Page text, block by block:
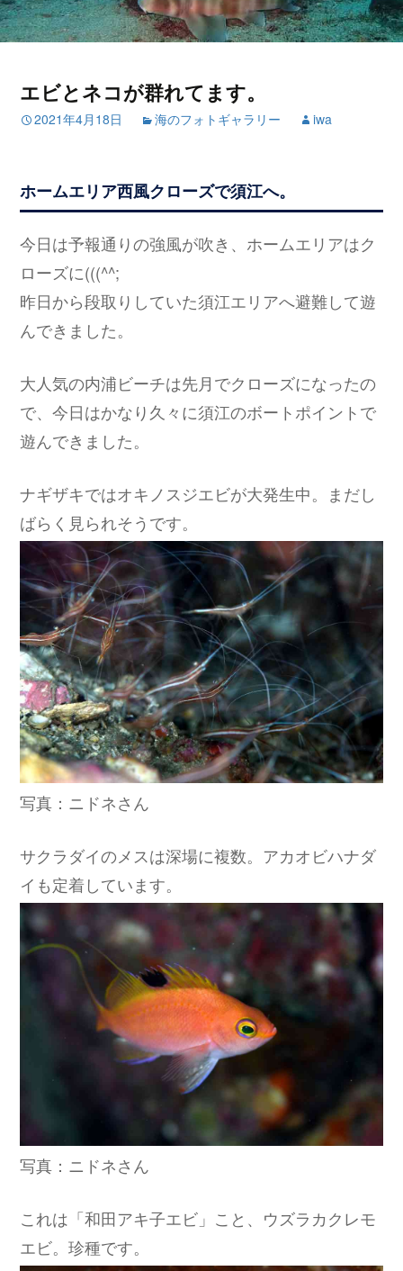
エビとネコが群れてます。
2021年4月18日 海のフォトギャラリー iwa
ホームエリア西風クローズで須江へ。
今日は予報通りの強風が吹き、ホームエリアはク
ローズに(((^^;
昨日から段取りしていた須江エリアへ避難して遊
んできました。
大人気の内浦ビーチは先月でクローズになったの
で、今日はかなり久々に須江のボートポイントで
遊んできました。
ナギザキではオキノスジエビが大発生中。まだし
ばらく見られそうです。
写真：ニドネさん
サクラダイのメスは深場に複数。アカオビハナダ
イも定着しています。
写真：ニドネさん
これは「和田アキ子エビ」こと、ウズラカクレモ
エビ。珍種です。